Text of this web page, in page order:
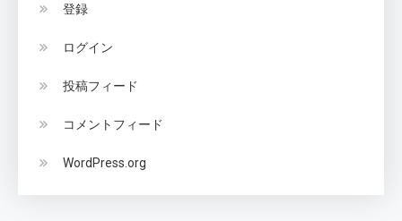
登録
ログイン
投稿フィード
コメントフィード
WordPress.org